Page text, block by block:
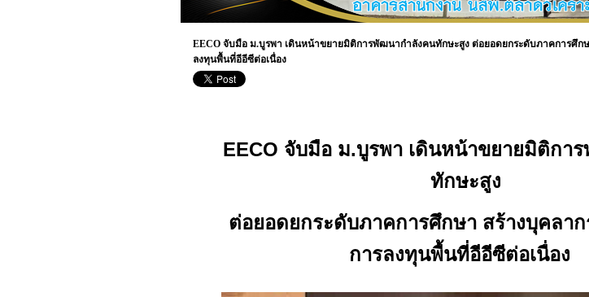
EECO จับมือ ม.บูรพา เดินหน้าขยายมิติการพัฒนากำลังคนทักษะสูง ต่อยอดยกระดับภาคการศึก
ลงทุนพื้นที่อีอีซีต่อเนื่อง
EECO จับมือ ม.บูรพา เดินหน้าขยายมิติกา
ทักษะสูง
ต่อยอดยกระดับภาคการศึกษา สร้างบุคลา
การลงทุนพื้นที่อีอีซีต่อเนื่อง